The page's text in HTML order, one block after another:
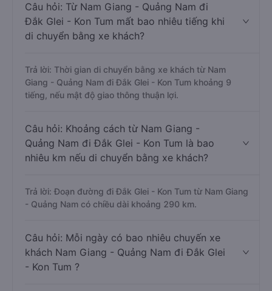
Câu hỏi: Từ Nam Giang - Quảng Nam đi
Đắk Glei - Kon Tum mất bao nhiêu tiếng khi
di chuyển bằng xe khách?
Trả lời: Thời gian di chuyển bằng xe khách từ Nam
Giang - Quảng Nam đi Đắk Glei - Kon Tum khoảng 9
tiếng, nếu mật độ giao thông thuận lợi.
Câu hỏi: Khoảng cách từ Nam Giang -
Quảng Nam đi Đắk Glei - Kon Tum là bao
nhiêu km nếu di chuyển bằng xe khách?
Trả lời: Đoạn đường đi Đắk Glei - Kon Tum từ Nam Giang
- Quảng Nam có chiều dài khoảng 290 km.
Câu hỏi: Mỗi ngày có bao nhiêu chuyến xe
khách Nam Giang - Quảng Nam đi Đắk Glei
- Kon Tum ?